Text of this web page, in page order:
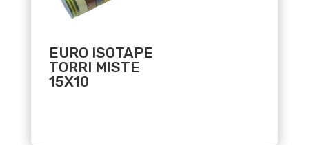
EURO ISOTAPE
TORRI MISTE
15X10